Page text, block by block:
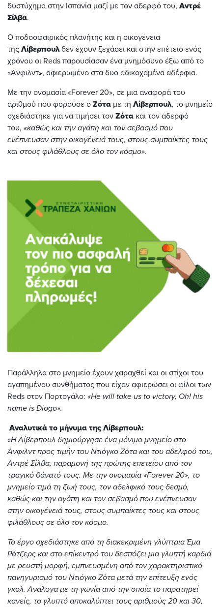
δυστύχημα στην Ισπανία μαζί με τον αδερφό του, Αντρέ
Σίλβα.
Ο ποδοσφαιρικός πλανήτης και η οικογένεια
της Λίβερπουλδεν έχουν ξεχάσει και στην επέτειο ενός
χρόνου οι Reds παρουσίασαν ένα μνημόσυνο έξω από το
«Άνφιλντ», αφιερωμένο στα δυο αδικοχαμένα αδέρφια.
Με την ονομασία «Forever 20», σε μια αναφορά του
αριθμού που φορούσε ο Ζότα με τη Λίβερπουλ, το μνημείο
σχεδιάστηκε για να τιμήσει τον Ζότα και τον αδερφό
του, «καθώς και την αγάπη και τον σεβασμό που
ενέπνευσαν στην οικογένειά τους, στους συμπαίκτες τους
και στους φιλάθλους σε όλο τον κόσμο».
Παράλληλα στο μνημείο έχουν χαραχθεί και οι στίχοι του
αγαπημένου συνθήματος που είχαν αφιερώσει οι φίλοι των
Reds στον Πορτογάλο: «He will take us to victory, Oh! his
name is Diogo».
Αναλυτικά το μήνυμα της Λίβερπουλ:
«Η Λίβερπουλ δημιούργησε ένα μόνιμο μνημείο στο
Άνφιλντ προς τιμήν του Ντιόγκο Ζότα και του αδελφού του,
Αντρέ Σίλβα, παραμονή της πρώτης επετείου από τον
τραγικό θάνατό τους. Με την ονομασία «Forever 20», το
μνημείο τιμά τη ζωή τους, τον αδελφικό τους δεσμό,
καθώς και την αγάπη και τον σεβασμό που ενέπνευσαν
στην οικογένειά τους, στους συμπαίκτες τους και στους
φιλάθλους σε όλο τον κόσμο.
Το έργο σχεδιάστηκε από τη διακεκριμένη γλύπτρια Έμα
Ρότζερς και στο επίκεντρό του δεσπόζει μια γλυπτή καρδιά
με ρευστή μορφή, εμπνευσμένη από τον χαρακτηριστικό
πανηγυρισμό του Ντιόγκο Ζότα μετά την επίτευξη ενός
γκολ. Ανάλογα με τη γωνία από την οποία το παρατηρεί
κανείς, το γλυπτό αποκαλύπτει τους αριθμούς 20 και 30,